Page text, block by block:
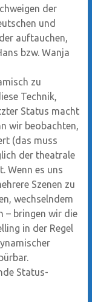
der
und
auftauchen,
bzw. Wanja
zu
Technik,
Status macht
wir beobachten,
(das muss
der theatrale
Wenn es uns
Szenen zu
wechselndem
– bringen wir die
in der Regel
Status-